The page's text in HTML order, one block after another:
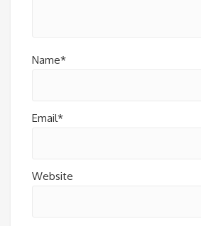
Name*
Email*
Website